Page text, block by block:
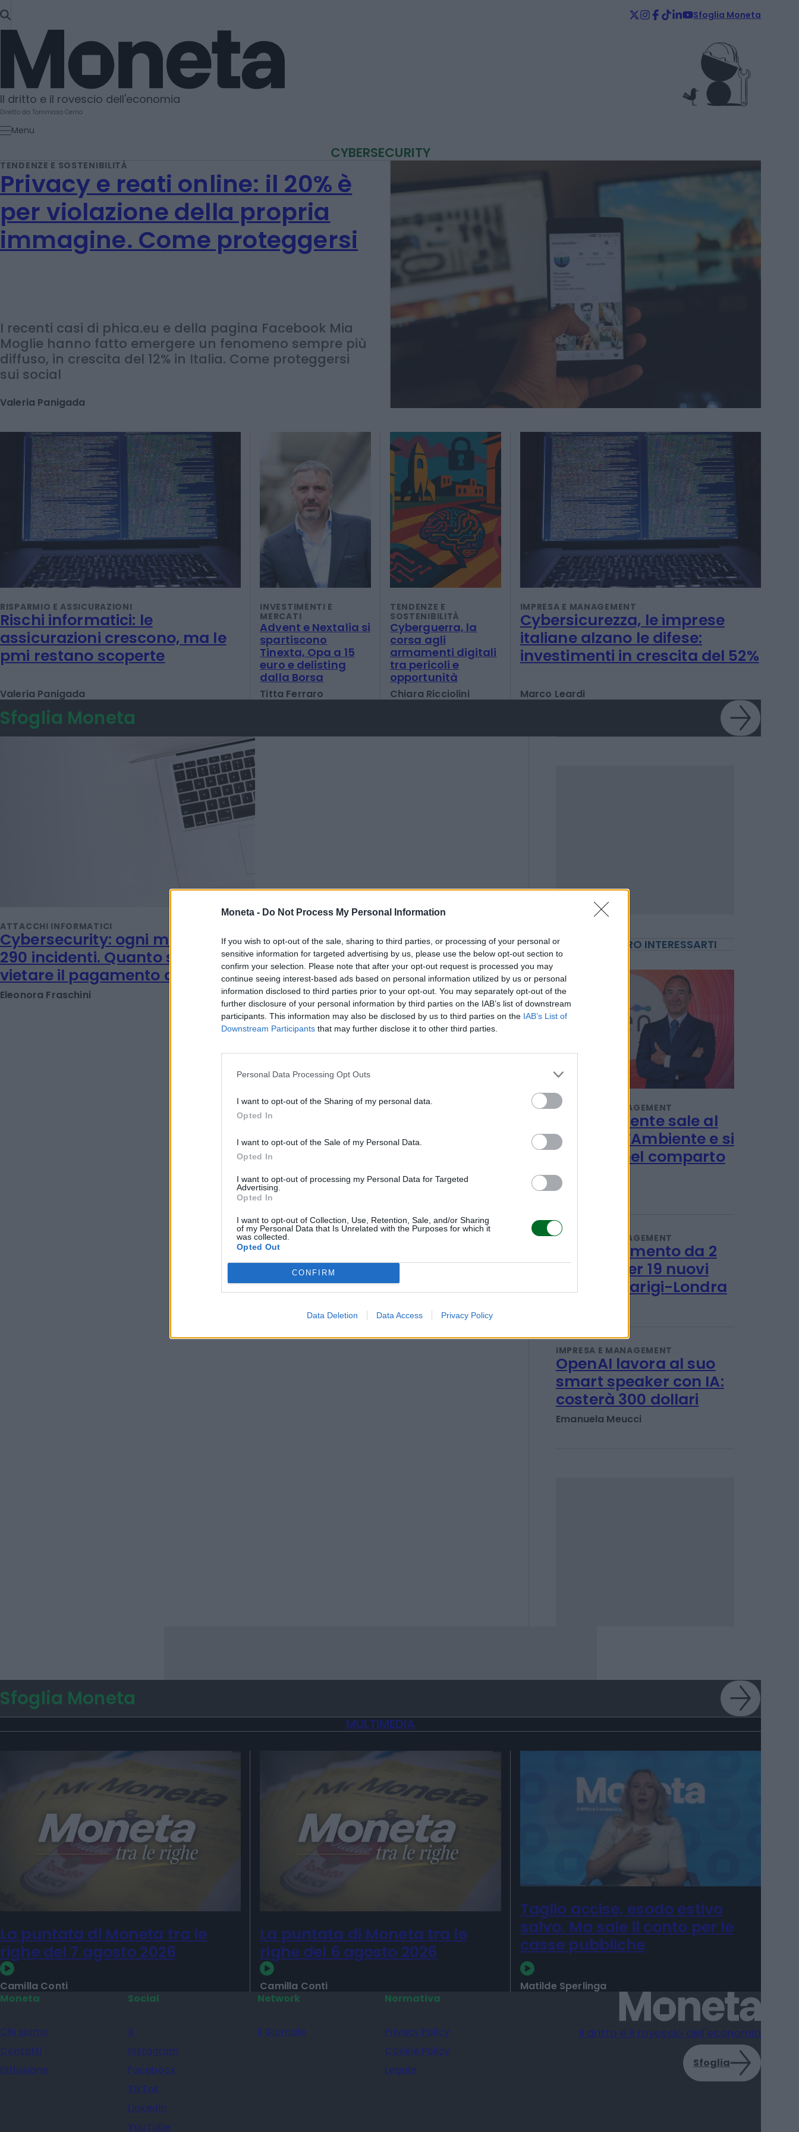
Moneta - Do Not Process My Personal Information
If you wish to opt-out of the sale, sharing to third parties, or processing of your personal or
sensitive information for targeted advertising by us, please use the below opt-out section to
confirm your selection. Please note that after your opt-out request is processed you may
continue seeing interest-based ads based on personal information utilized by us or personal
information disclosed to third parties prior to your opt-out. You may separately opt-out of the
further disclosure of your personal information by third parties on the IAB’s list of downstream
participants. This information may also be disclosed by us to third parties on the IAB’s List of
Downstream Participants that may further disclose it to other third parties.
Personal Data Processing Opt Outs
I want to opt-out of the Sharing of my personal data.
Opted In
I want to opt-out of the Sale of my Personal Data.
Opted In
I want to opt-out of processing my Personal Data for Targeted
Advertising.
Opted In
I want to opt-out of Collection, Use, Retention, Sale, and/or Sharing
of my Personal Data that Is Unrelated with the Purposes for which it
was collected.
Opted Out
CONFIRM
Data Deletion Data Access Privacy Policy
SKIP
TO
CONTENT
Sfoglia Moneta
Moneta
Il dritto e il rovescio dell'economia
Diretto da Tommaso Cerno
Menu
TENDENZE E SOSTENIBILITÀ
Privacy e reati online: il 20% è
per violazione della propria
I recenti casi di phica.eu e della pagina Facebook Mia
Moglie hanno fatto emergere un fenomeno sempre più
diffuso, in crescita del 12% in Italia. Come proteggersi
sui social
Valeria Panigada
RISPARMIO E ASSICURAZIONI
assicurazioni crescono, ma le
pmi restano scoperte
INVESTIMENTI E
MERCATI
Advent e Nextalia si
spartiscono
TENDENZE E
SOSTENIBILITÀ
Cyberguerra, la
corsa agli
IMPRESA E MANAGEMENT
italiane alzano le difese:
investimenti in crescita del 52%
ATTACCHI INFORMATICI
Cybersecurity: ogni mese oltre
vietare il pagamento dei riscatti?
POTREBBERO INTERESSARTI
IMPRESA E MANAGEMENT
Iren Ambiente sale al
100% di ETAmbiente e si
rifiuti
IMPRESA E MANAGEMENT
treni AV Parigi-Londra
Redazione
IMPRESA E MANAGEMENT
OpenAI lavora al suo
Sfoglia Moneta
MULTIMEDIA
La puntata di Moneta tra le
righe del 7 agosto 2026
Camilla Conti
La puntata di Moneta tra le
righe del 6 agosto 2026
Camilla Conti
Taglio accise, esodo estivo
salvo. Ma sale il conto per le
casse pubbliche
Matilde Sperlinga
Moneta
Social
X
Instagram
Facebook
Normativa
Il dritto e il rovescio dell'economia